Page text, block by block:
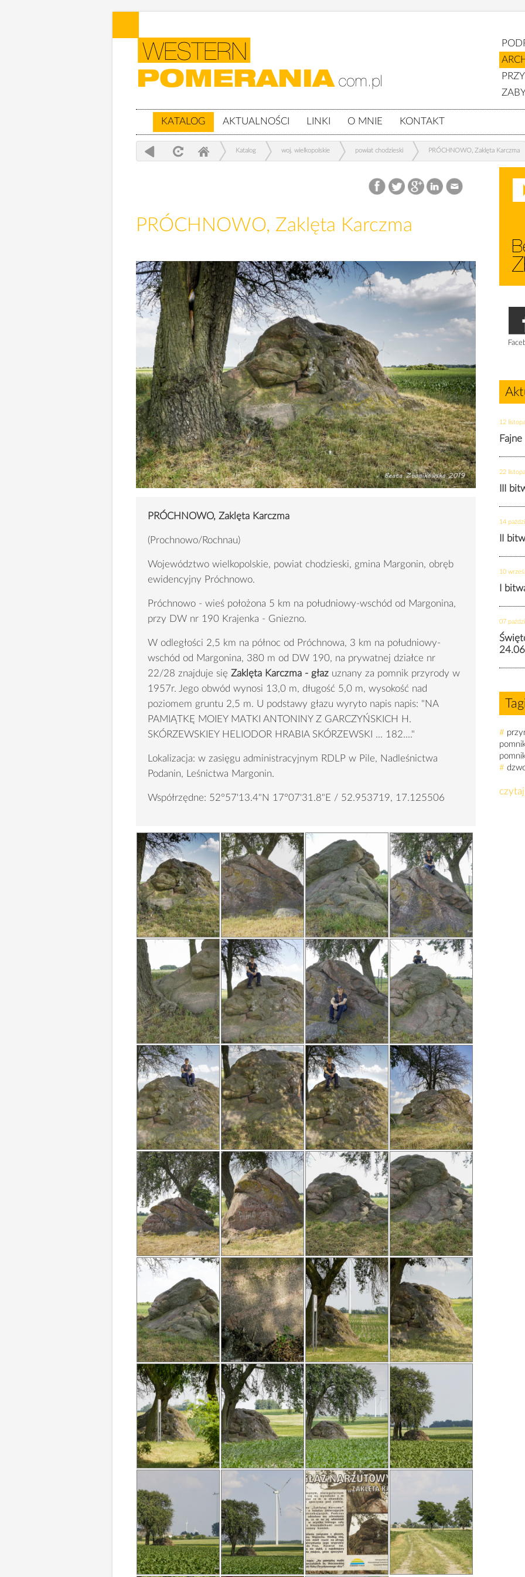
KATALOG AKTUALNOŚCI LINKI O MNIE KONTAKT
Katalog woj. wielkopolskie powiat chodzieski PRÓCHNOWO, Zaklęta Karczma
PRÓCHNOWO, Zaklęta Karczma
PRÓCHNOWO, Zaklęta Karczma
(Prochnowo/Rochnau)
Województwo wielkopolskie, powiat chodzieski, gmina Margonin, obręb
ewidencyjny Próchnowo.
Próchnowo - wieś położona 5 km na południowy-wschód od Margonina,
przy DW nr 190 Krajenka - Gniezno.
W odległości 2,5 km na północ od Próchnowa, 3 km na południowy-
wschód od Margonina, 380 m od DW 190, na prywatnej działce nr
22/28 znajduje się Zaklęta Karczma - głaz uznany za pomnik przyrody w
1957r. Jego obwód wynosi 13,0 m, długość 5,0 m, wysokość nad
poziomem gruntu 2,5 m. U podstawy głazu wyryto napis napis: "NA
PAMIĄTKĘ MOIEY MATKI ANTONINY Z GARCZYŃSKICH H.
SKÓRZEWSKIEY HELIODOR HRABIA SKÓRZEWSKI ... 182...."
Lokalizacja: w zasięgu administracyjnym RDLP w Pile, Nadleśnictwa
Podanin, Leśnictwa Margonin.
Współrzędne: 52°57'13.4"N 17°07'31.8"E / 52.953719, 17.125506
12
Fajne
22
III
14
II
10
I
07
#
#